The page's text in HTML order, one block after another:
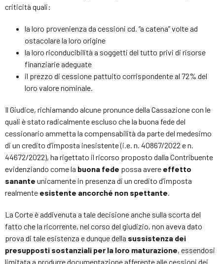
criticità quali:
la loro provenienza da cessioni cd. “a catena” volte ad
ostacolare la loro origine
la loro riconducibilità a soggetti del tutto privi di risorse
finanziarie adeguate
il prezzo di cessione pattuito corrispondente al 72% del
loro valore nominale.
Il Giudice, richiamando alcune pronunce della Cassazione con le
quali è stato radicalmente escluso che la buona fede del
cessionario ammetta la compensabilità da parte del medesimo
di un credito d’imposta inesistente (i.e. n. 40867/2022 e n.
44672/2022), ha rigettato il ricorso proposto dalla Contribuente
evidenziando come la buona fede possa avere effetto
sanante unicamente in presenza di un credito d’imposta
realmente esistente ancorché non spettante.
La Corte è addivenuta a tale decisione anche sulla scorta del
fatto che la ricorrente, nel corso del giudizio, non aveva dato
prova di tale esistenza e dunque della sussistenza dei
presupposti sostanziali per la loro maturazione, essendosi
limitata a produrre documentazione afferente alle cessioni dei